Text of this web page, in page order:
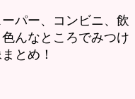
パー、コンビニ、飲
んなところでみつけ
とめ！